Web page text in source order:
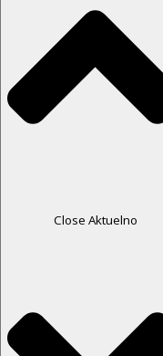
Close Aktuelno